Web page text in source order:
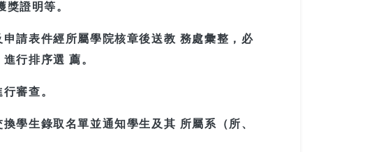
證明等。
請表件經所屬學院核章後送教 務處彙整，必
行排序選 薦。
審查。
學生錄取名單並通知學生及其 所屬系（所、